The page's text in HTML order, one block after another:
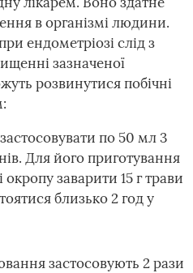
в організмі людини.
ендометріозі слід з
зазначеної
розвинутися побічні
по 50 мл 3
Для його приготування
заварити 15 г трави
близько 2 год у
застосовують 2 рази